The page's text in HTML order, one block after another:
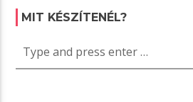
MIT KÉSZÍTENÉL?